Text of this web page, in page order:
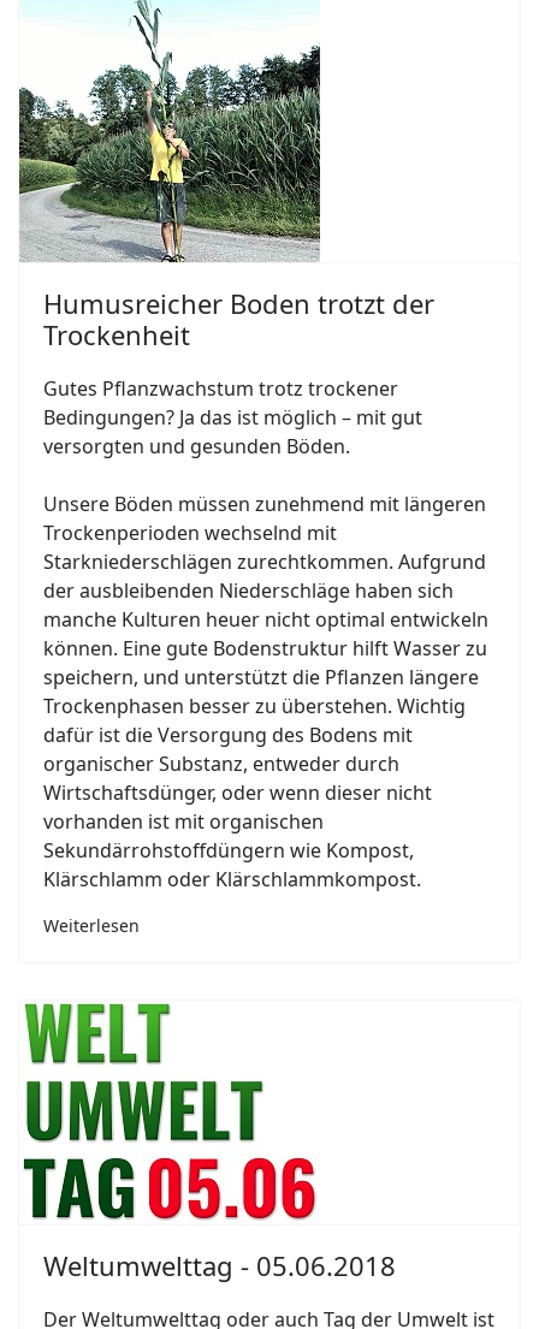
Humusreicher Boden trotzt der
Trockenheit
Gutes Pflanzwachstum trotz trockener
Bedingungen? Ja das ist möglich – mit gut
versorgten und gesunden Böden.
Unsere Böden müssen zunehmend mit längeren
Trockenperioden wechselnd mit
Starkniederschlägen zurechtkommen. Aufgrund
der ausbleibenden Niederschläge haben sich
manche Kulturen heuer nicht optimal entwickeln
können. Eine gute Bodenstruktur hilft Wasser zu
speichern, und unterstützt die Pflanzen längere
Trockenphasen besser zu überstehen. Wichtig
dafür ist die Versorgung des Bodens mit
organischer Substanz, entweder durch
Wirtschaftsdünger, oder wenn dieser nicht
vorhanden ist mit organischen
Sekundärrohstoffdüngern wie Kompost,
Klärschlamm oder Klärschlammkompost.
Weiterlesen
Weltumwelttag - 05.06.2018
Der Weltumwelttag oder auch Tag der Umwelt ist